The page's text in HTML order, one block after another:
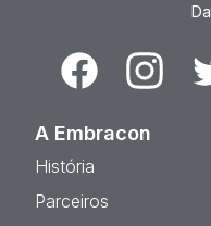
FacebookInstagram
A Embracon
História
Parceiros